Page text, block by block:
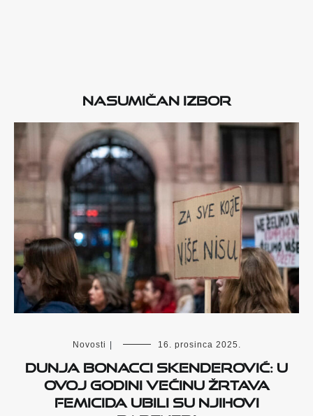
Nasumičan izbor
Novosti | 16. prosinca 2025.
Dunja Bonacci Skenderović: U
ovoj godini većinu žrtava
femicida ubili su njihovi